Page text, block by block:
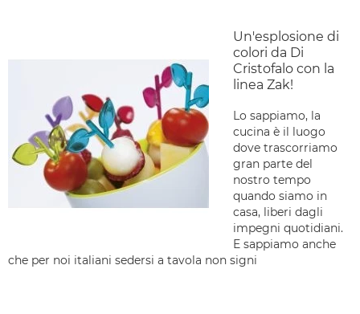
Un'esplosione di
colori da Di
Cristofalo con la
linea Zak!
Lo sappiamo, la
cucina è il luogo
dove trascorriamo
gran parte del
nostro tempo
quando siamo in
casa, liberi dagli
impegni quotidiani.
E sappiamo anche
che per noi italiani sedersi a tavola non signi